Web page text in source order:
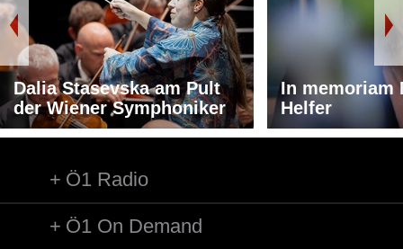
Dalia Stasevska am Pult
der Wiener Symphoniker
In memoriam
Helfer
Ö1 Radio
Ö1 On Demand